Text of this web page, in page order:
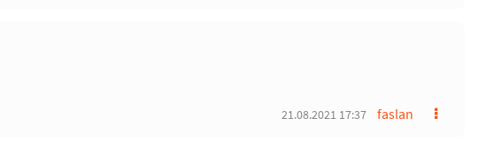
faslan
21.08.2021 17:37